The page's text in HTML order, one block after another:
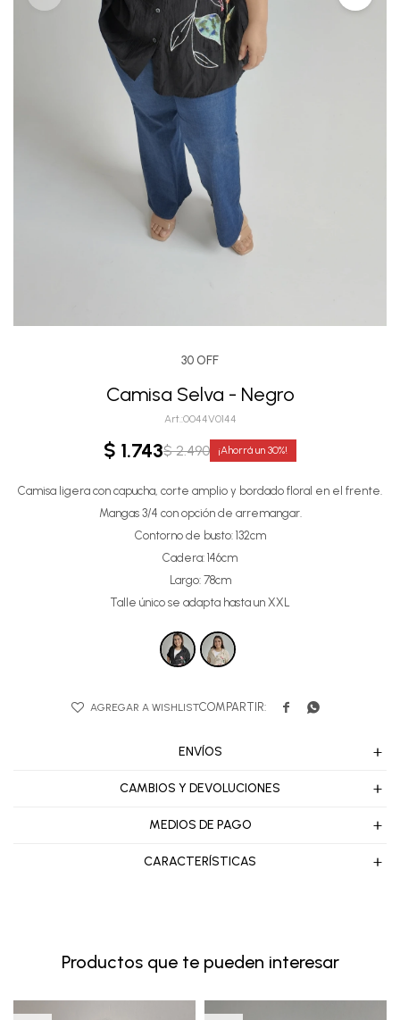
30 OFF
Camisa Selva - Negro
0044V0144
$ 1.743$ 2.490 30
Camisa ligera con capucha, corte amplio y bordado floral en el frente.
Mangas 3/4 con opción de arremangar.
Contorno de busto: 132cm
Cadera: 146cm
Largo: 78cm
Talle único se adapta hasta un XXL
 
ENVÍOS
CAMBIOS Y DEVOLUCIONES
MEDIOS DE PAGO
CARACTERÍSTICAS
Productos que te pueden interesar